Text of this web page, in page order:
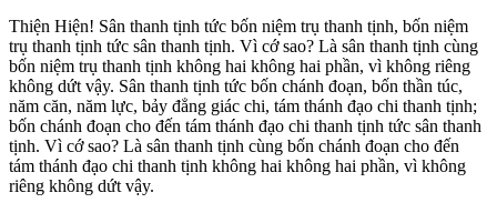
Thiện Hiện! Sân thanh tịnh tức bốn niệm trụ thanh tịnh, bốn niệm
trụ thanh tịnh tức sân thanh tịnh. Vì cớ sao? Là sân thanh tịnh cùng
bốn niệm trụ thanh tịnh không hai không hai phần, vì không riêng
không dứt vậy. Sân thanh tịnh tức bốn chánh đoạn, bốn thần túc,
năm căn, năm lực, bảy đẳng giác chi, tám thánh đạo chi thanh tịnh;
bốn chánh đoạn cho đến tám thánh đạo chi thanh tịnh tức sân thanh
tịnh. Vì cớ sao? Là sân thanh tịnh cùng bốn chánh đoạn cho đến
tám thánh đạo chi thanh tịnh không hai không hai phần, vì không
riêng không dứt vậy.